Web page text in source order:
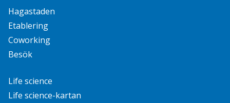
Hagastaden
Etablering
Coworking
Besök
Life science
Life science-kartan